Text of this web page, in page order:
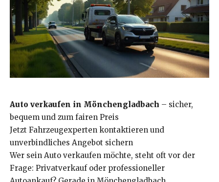
Auto verkaufen in Mönchengladbach – sicher,
bequem und zum fairen Preis
Jetzt Fahrzeugexperten kontaktieren und
unverbindliches Angebot sichern
Wer sein Auto verkaufen möchte, steht oft vor der
Frage: Privatverkauf oder professioneller